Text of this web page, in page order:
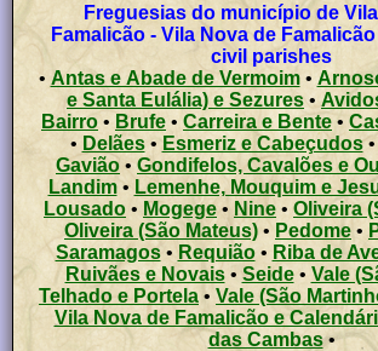
Freguesias do município de
Famalicão - Vila Nova de
civil parishes
• Antas e Abade de Vermoim•
e Santa Eulália) e Sezures•
Bairro• Brufe • Carreira e Bente •
• Delães• Esmeriz e Cabeçudos •
Gavião • Gondifelos, Cavalões e
Landim• Lemenhe, Mouquim e
Lousado • Mogege• Nine • Oliveira
Oliveira (São Mateus) • Pedome •
Saramagos• Requião• Riba de
Ruivães e Novais• Seide• Vale
Telhado e Portela • Vale (São
Vila Nova de Famalicão e
das Cambas•